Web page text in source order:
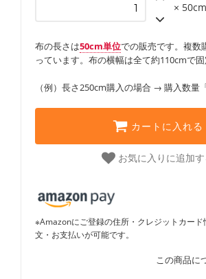
× 50cm
布の長さは50cm単位での販売です。複数
っています。布の横幅は全て約110cmで固
（例）長さ250cm購入の場合 → 購入数量
カートに入れる
お気に入りに追加す
※Amazonにご登録の住所・クレジットカード
文・お支払いが可能です。
この商品に